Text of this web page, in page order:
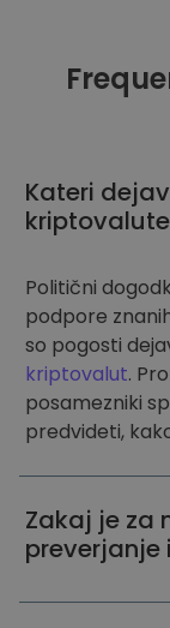
Kateri
Politični
podpore
so pogosti
kriptovalut.
posamezniki
predvideti,
Zakaj je za
preverjanje